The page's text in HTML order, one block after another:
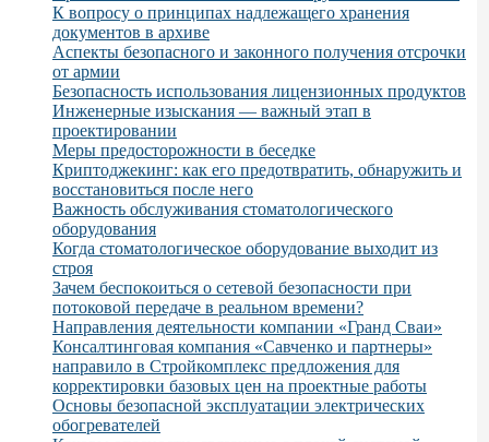
К вопросу о принципах надлежащего хранения
документов в архиве
Аспекты безопасного и законного получения отсрочки
от армии
Безопасность использования лицензионных продуктов
Инженерные изыскания — важный этап в
проектировании
Меры предосторожности в беседке
Криптоджекинг: как его предотвратить, обнаружить и
восстановиться после него
Важность обслуживания стоматологического
оборудования
Когда стоматологическое оборудование выходит из
строя
Зачем беспокоиться о сетевой безопасности при
потоковой передаче в реальном времени?
Направления деятельности компании «Гранд Сваи»
Консалтинговая компания «Савченко и партнеры»
направило в Стройкомплекс предложения для
корректировки базовых цен на проектные работы
Основы безопасной эксплуатации электрических
обогревателей